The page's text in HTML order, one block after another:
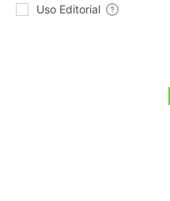
Uso Editorial